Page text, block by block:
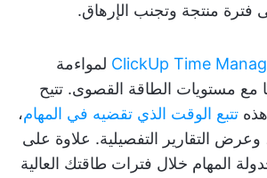
فترة منتجة وتجنب الإرهاق.
ClickUp Time لمواءمة
مع مستويات الطاقة القصوى. تتيح
تتبع الوقت الذي تقضيه في المهام،
وعرض التقارير التفصيلية. علاوة على
المهام خلال فترات طاقتك العالية